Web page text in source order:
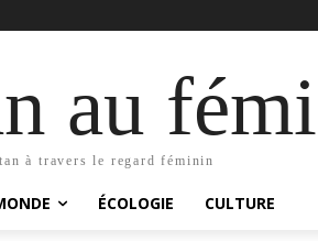
au
à travers le regard féminin
ÉCOLOGIE CULTURE